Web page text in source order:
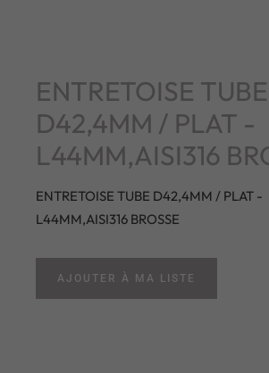
ENTRETOISE TUBE
D42,4MM / PLAT -
L44MM,AISI316
ENTRETOISE TUBE D42,4MM / PLAT -
L44MM,AISI316 BROSSE
AJOUTER À MA LISTE